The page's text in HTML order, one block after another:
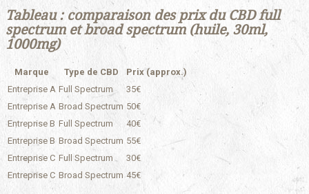
Tableau : comparaison des prix du CBD full
spectrum et broad spectrum (huile, 30ml,
1000mg)
Marque Type de CBD
Prix (approx.)
Entreprise A Full Spectrum
35€
Entreprise A Broad Spectrum 50€
Entreprise B Full Spectrum
40€
Entreprise B Broad Spectrum 55€
Entreprise C Full Spectrum
30€
Entreprise C Broad Spectrum 45€